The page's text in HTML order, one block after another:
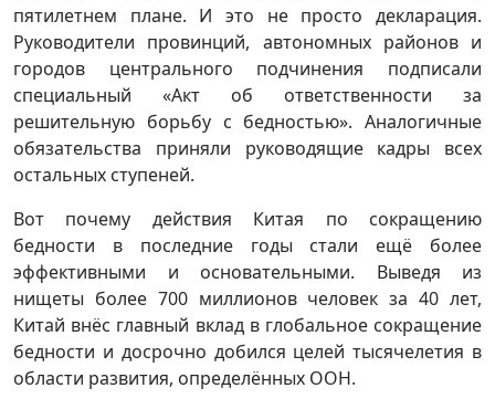
пятилетнем плане. И это не просто декларация.
Руководители провинций, автономных районов и
городов центрального подчинения подписали
специальный «Акт об ответственности за
решительную борьбу с бедностью». Аналогичные
обязательства приняли руководящие кадры всех
остальных ступеней.
Вот почему действия Китая по сокращению
бедности в последние годы стали ещё более
эффективными и основательными. Выведя из
нищеты более 700 миллионов человек за 40 лет,
Китай внёс главный вклад в глобальное сокращение
бедности и досрочно добился целей тысячелетия в
области развития, определённых ООН.